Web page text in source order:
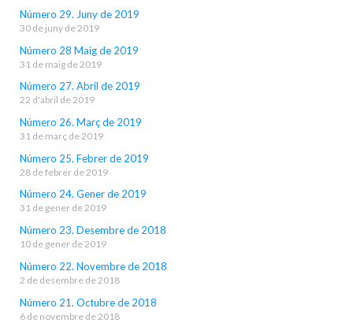
Número 29. Juny de 2019
30 de juny de 2019
Número 28 Maig de 2019
31 de maig de 2019
Número 27. Abril de 2019
22 d'abril de 2019
Número 26. Març de 2019
31 de març de 2019
Número 25. Febrer de 2019
28 de febrer de 2019
Número 24. Gener de 2019
31 de gener de 2019
Número 23. Desembre de 2018
10 de gener de 2019
Número 22. Novembre de 2018
2 de desembre de 2018
Número 21. Octubre de 2018
6 de novembre de 2018